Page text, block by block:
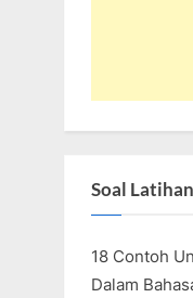
Soal
18 Contoh
Dalam